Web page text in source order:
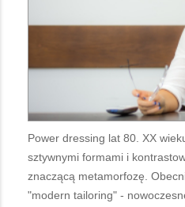
Power dressing lat 80. XX
sztywnymi formami i
znaczącą metamorfozę.
"modern tailoring" -